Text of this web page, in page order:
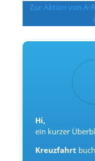
Zur Aktion von A-
Hi,
ein kurzer
Kreuzfahrt